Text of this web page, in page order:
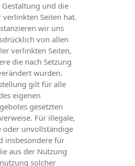
und die
Seiten hat.
wir uns
von allen
verlinkten Seiten,
die nach Setzung
wurden.
gilt für alle
eigenen
gesetzten
Für illegale,
oder unvollständige
insbesondere für
aus der Nutzung
solcher